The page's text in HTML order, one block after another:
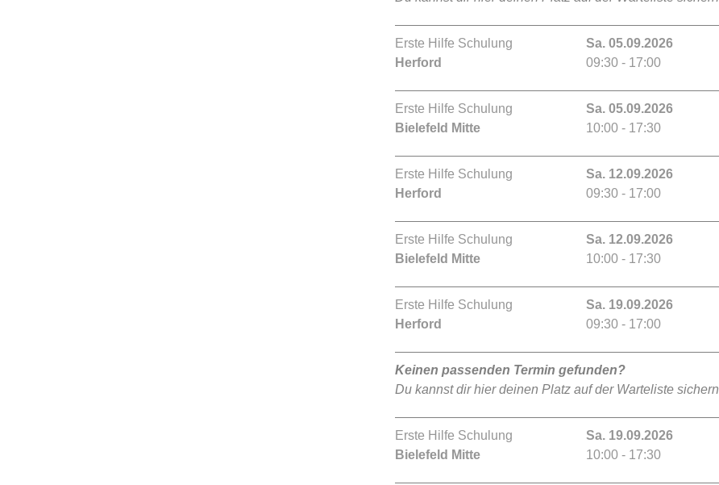
Erste Hilfe Schulung
Herford
Sa. 05.09.2026
09:30 - 17:00
Erste Hilfe Schulung
Bielefeld Mitte
Sa. 05.09.2026
10:00 - 17:30
Erste Hilfe Schulung
Herford
Sa. 12.09.2026
09:30 - 17:00
Erste Hilfe Schulung
Bielefeld Mitte
Sa. 12.09.2026
10:00 - 17:30
Erste Hilfe Schulung
Herford
Sa. 19.09.2026
09:30 - 17:00
Keinen passenden Termin gefunden?
Du kannst dir hier deinen Platz auf der Warteliste sichern
Erste Hilfe Schulung
Bielefeld Mitte
Sa. 19.09.2026
10:00 - 17:30